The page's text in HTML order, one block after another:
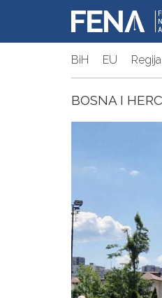
BiH EU Regija
BOSNA I